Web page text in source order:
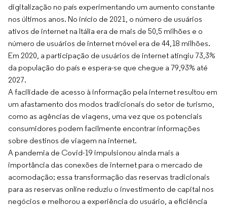
digitalização no país experimentando um aumento constante
nos últimos anos. No início de 2021, o número de usuários
ativos de internet na Itália era de mais de 50,5 milhões e o
número de usuários de internet móvel era de 44,18 milhões.
Em 2020, a participação de usuários de internet atingiu 73,3%
da população do país e espera-se que chegue a 79,93% até
2027.
A facilidade de acesso à informação pela internet resultou em
um afastamento dos modos tradicionais do setor de turismo,
como as agências de viagens, uma vez que os potenciais
consumidores podem facilmente encontrar informações
sobre destinos de viagem na internet.
A pandemia de Covid-19 impulsionou ainda mais a
importância das conexões de internet para o mercado de
acomodação; essa transformação das reservas tradicionais
para as reservas online reduziu o investimento de capital nos
negócios e melhorou a experiência do usuário, a eficiência